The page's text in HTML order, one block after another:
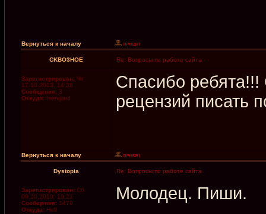
Вернуться к началу
CKBO3HOE Re: Вопросы по работе сайта
Зарегистрирован: Чт
17.10.2013, 14:38
Сообщения: 3
Откуда: Isengard
Спасибо
рецензий писать
Вернуться к началу
Dystopia Re: Вопросы по работе сайта
Зарегистрирован: Сб
09.10.2010, 19:21
Сообщения: 1479
Откуда: Hell
Молодец. Пиши.